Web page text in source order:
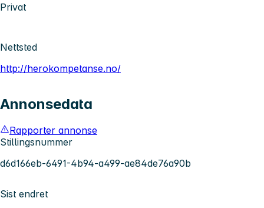
Privat
Nettsted
http://herokompetanse.no/
Annonsedata
Rapporter annonse
Stillingsnummer
d6d166eb-6491-4b94-a499-ae84de76a90b
Sist endret